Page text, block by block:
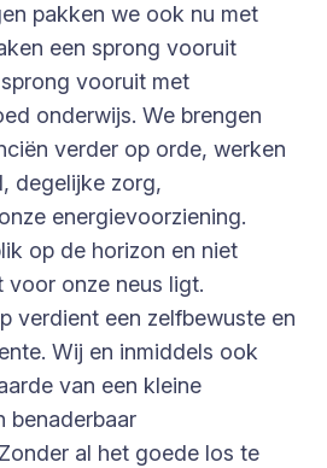
pakken we ook nu met
een sprong vooruit
vooruit met
onderwijs. We brengen
verder op orde, werken
degelijke zorg,
energievoorziening.
op de horizon en niet
voor onze neus ligt.
verdient een zelfbewuste en
Wij en inmiddels ook
van een kleine
benaderbaar
al het goede los te